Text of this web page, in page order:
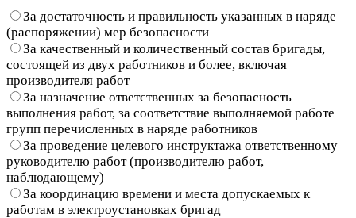
За достаточность и правильность указанных в наряде
(распоряжении) мер безопасности
За качественный и количественный состав бригады,
состоящей из двух работников и более, включая
производителя работ
За назначение ответственных за безопасность
выполнения работ, за соответствие выполняемой работе
групп перечисленных в наряде работников
За проведение целевого инструктажа ответственному
руководителю работ (производителю работ,
наблюдающему)
За координацию времени и места допускаемых к
работам в электроустановках бригад